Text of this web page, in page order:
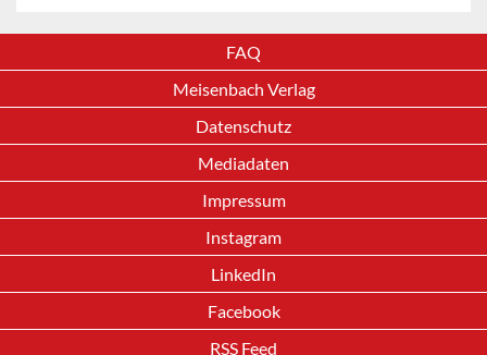
FAQ
Meisenbach Verlag
Datenschutz
Mediadaten
Impressum
Instagram
LinkedIn
Facebook
RSS Feed